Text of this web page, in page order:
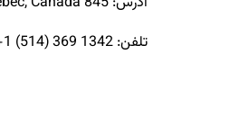
تلفن: 1342 369 (514) 1+